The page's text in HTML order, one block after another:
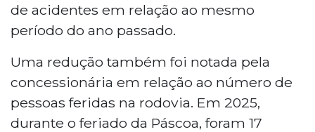
de acidentes em relação ao mesmo
período do ano passado.
Uma redução também foi notada pela
concessionária em relação ao número de
pessoas feridas na rodovia. Em 2025,
durante o feriado da Páscoa, foram 17